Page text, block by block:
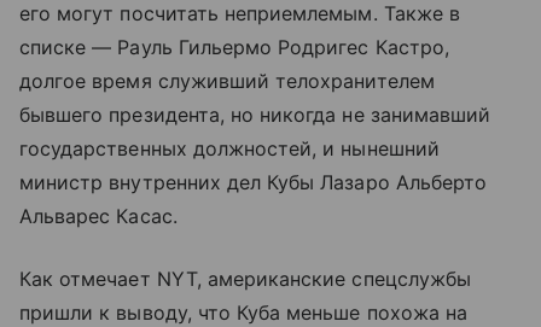
его могут посчитать неприемлемым. Также в
списке — Рауль Гильермо Родригес Кастро,
долгое время служивший телохранителем
бывшего президента, но никогда не занимавший
государственных должностей, и нынешний
министр внутренних дел Кубы Лазаро Альберто
Альварес Касас.
Как отмечает NYT, американские спецслужбы
пришли к выводу, что Куба меньше похожа на